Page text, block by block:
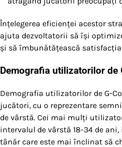
Înțelegerea eficienței acestor
ajuta dezvoltatorii să își
și să îmbunătățească
Demografia utilizatorilor de
Demografia utilizatorilor de G-
jucători, cu o reprezentare
de vârstă. Cei mai mulți
intervalul de vârstă 18-34 de
tânăr care este mai înclinat să